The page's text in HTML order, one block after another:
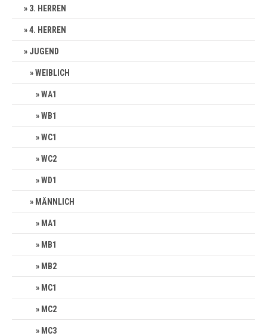
3. HERREN
4. HERREN
JUGEND
WEIBLICH
WA1
WB1
WC1
WC2
WD1
MÄNNLICH
MA1
MB1
MB2
MC1
MC2
MC3